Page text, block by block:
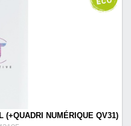
(+QUADRI NUMÉRIQUE QV31)